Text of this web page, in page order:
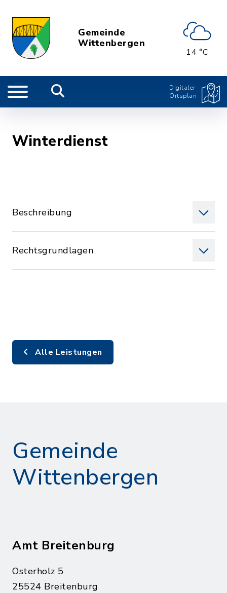
Gemeinde
Wittenbergen
14 °C
Digitaler
Ortsplan
Winterdienst
Beschreibung
Rechtsgrundlagen
Alle Leistungen
Gemeinde
Wittenbergen
Amt Breitenburg
Osterholz 5
25524 Breitenburg